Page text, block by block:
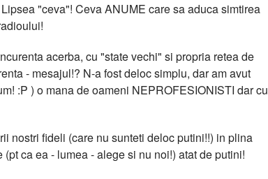
"ceva"! Ceva ANUME care sa aduca simtirea
acerba, cu "state vechi" si propria retea de
- mesajul!? N-a fost deloc simplu, dar am avut
:P ) o mana de oameni NEPROFESIONISTI dar cu
nostri fideli (care nu sunteti deloc putini!!) in plina
ca ea - lumea - alege si nu noi!) atat de putini!